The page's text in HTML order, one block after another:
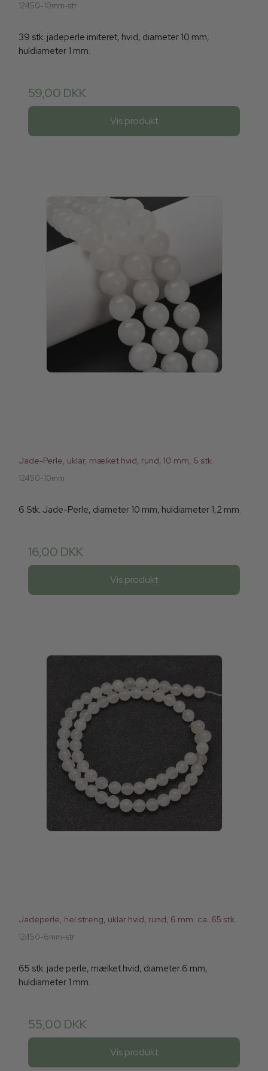
12450-10mm-str
39 stk. jadeperle imiteret, hvid, diameter 10 mm,
huldiameter 1 mm.
59,00 DKK
Vis produkt
Jade-Perle, uklar, mælket hvid, rund, 10 mm, 6 stk.
12450-10mm
6 Stk. Jade-Perle, diameter 10 mm, huldiameter 1,2 mm.
16,00 DKK
Vis produkt
Jadeperle, hel streng, uklar hvid, rund, 6 mm. ca. 65 stk.
12450-6mm-str
65 stk. jade perle, mælket hvid, diameter 6 mm,
huldiameter 1 mm.
55,00 DKK
Vis produkt